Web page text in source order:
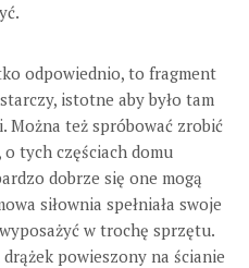
odpowiednio, to fragment
istotne aby było tam
Można też spróbować zrobić
tych częściach domu
dobrze się one mogą
siłownia spełniała swoje
w trochę sprzętu.
powieszony na ścianie